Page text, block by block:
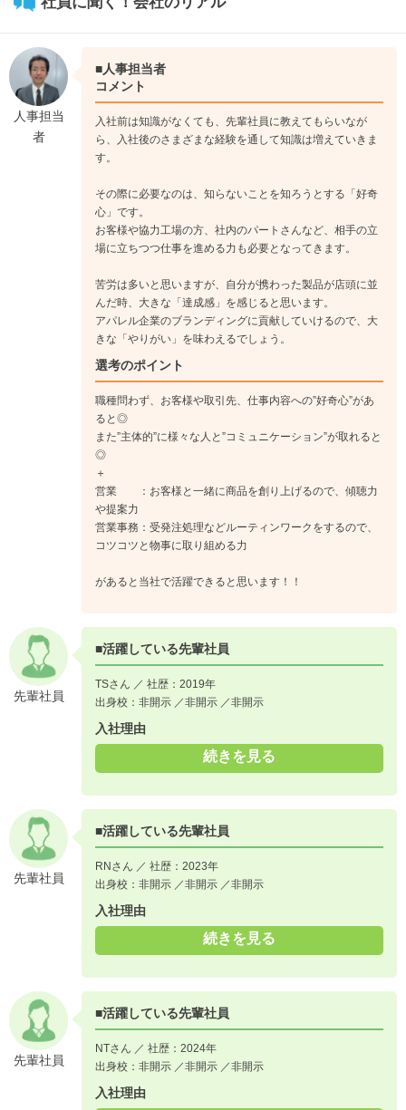
人事担当
者
■人事担当者
コメント
入社前は知識がなくても、先輩社員に教えてもらいなが
ら、入社後のさまざまな経験を通して知識は増えていきま
す。
その際に必要なのは、知らないことを知ろうとする「好奇
心」です。
お客様や協力工場の方、社内のパートさんなど、相手の立
場に立ちつつ仕事を進める力も必要となってきます。
苦労は多いと思いますが、自分が携わった製品が店頭に並
んだ時、大きな「達成感」を感じると思います。
アパレル企業のブランディングに貢献していけるので、大
きな「やりがい」を味わえるでしょう。
選考のポイント
職種問わず、お客様や取引先、仕事内容への”好奇心”があ
ると◎
また”主体的”に様々な人と”コミュニケーション”が取れると
◎
＋
営業 ：お客様と一緒に商品を創り上げるので、傾聴力
や提案力
営業事務：受発注処理などルーティンワークをするので、
コツコツと物事に取り組める力
があると当社で活躍できると思います！！
先輩社員
■活躍している先輩社員
TSさん ／ 社歴：2019年
出身校：非開示 ／非開示 ／非開示
入社理由
続きを見る
先輩社員
■活躍している先輩社員
RNさん ／ 社歴：2023年
出身校：非開示 ／非開示 ／非開示
入社理由
続きを見る
先輩社員
■活躍している先輩社員
NTさん ／ 社歴：2024年
出身校：非開示 ／非開示 ／非開示
入社理由